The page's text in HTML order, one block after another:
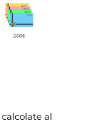
calcolate al